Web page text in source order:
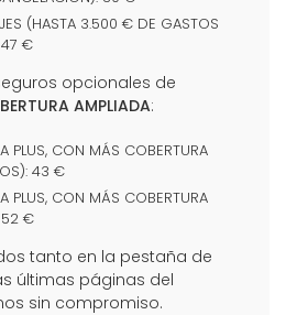
(HASTA 3.500 € DE GASTOS
47 €
opcionales de
AMPLIADA:
PLUS, CON MÁS COBERTURA
43 €
PLUS, CON MÁS COBERTURA
52 €
tanto en la pestaña de
últimas páginas del
sin compromiso.